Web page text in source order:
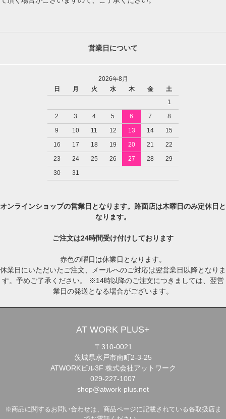
営業日について
2026年8月
日
月 火 水 木 金
土
1
2
3 4 5 6 7
8
9
10 11 12 13 14
15
16
17 18 19 20 21
22
23
24 25 26 27 28
29
30
31
オンラインショップの営業日となります。路面店は木曜日のみ定休日と
なります。
ご注文は24時間受け付けしております
赤色の曜日は休業日となります。
休業日にいただいたご注文、メールへのご対応は翌営業日以降となりま
す。予めご了承ください。 ※14時以降のご注文につきましては、翌営
業日の発送となる場合がございます。
AT WORK PLUS+
〒310-0021
茨城県水戸市南町2-3-25
ATWORKビル3F 株式会社アットワーク
029-227-1007
shop@atwork-plus.net
※商品に関するお問い合わせは、商品ページに記載されている各取扱店ま